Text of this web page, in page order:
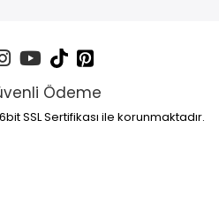
Ödeme
SSL Sertifikası ile korunmaktadır.